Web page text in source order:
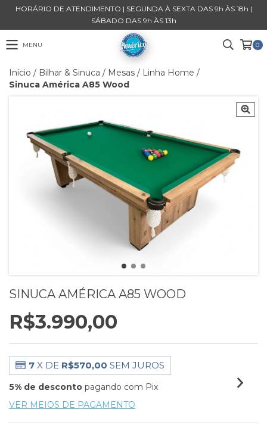
HORÁRIO DE ATENDIMENTO | SEGUNDA À SEXTA DAS 9h ÀS 18h |
SÁBADO DAS 9h ÀS 13h
MENU 0
Início / Bilhar & Sinuca / Mesas / Linha Home /
Sinuca América A85 Wood
SINUCA AMÉRICA A85 WOOD
R$3.990,00
7 X DE R$570,00 SEM JUROS
5% de desconto pagando com Pix
VER MEIOS DE PAGAMENTO